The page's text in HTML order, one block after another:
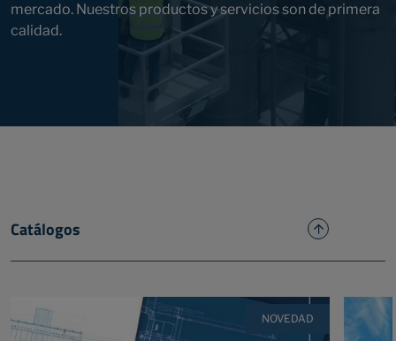
mercado. Nuestros productos y servicios son de primera
calidad.
Catálogos
NOVEDAD